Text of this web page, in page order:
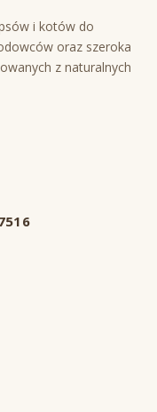
i kotów do
oraz szeroka
z naturalnych